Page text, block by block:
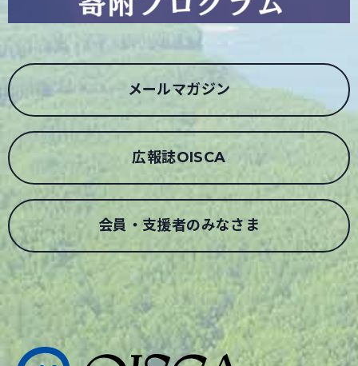
メールマガジン
広報誌OISCA
会員・支援者のみなさま